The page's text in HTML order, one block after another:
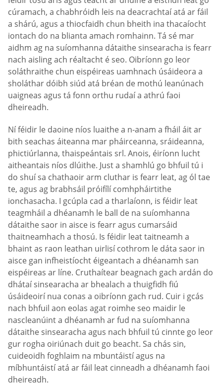
cúramach, a chabhróidh leis na deacrachtaí atá ar fáil
a shárú, agus a thiocfaidh chun bheith ina thacaíocht
iontach do na blianta amach romhainn. Tá sé mar
aidhm ag na suíomhanna dátaithe sinsearacha is fearr
nach aisling ach réaltacht é seo. Oibríonn go leor
soláthraithe chun eispéireas uamhnach úsáideora a
sholáthar dóibh siúd atá bréan de mothú leanúnach
uaigneas agus tá fonn orthu rudaí a athrú faoi
dheireadh.
Ní féidir le daoine níos luaithe a n-anam a fháil áit ar
bith seachas áiteanna mar pháirceanna, sráideanna,
phictiúrlanna, thaispeántais srl. Anois, éiríonn lucht
aitheantais níos dlúithe. Just a shamhlú go bhfuil tú i
do shuí sa chathaoir arm cluthar is fearr leat, ag ól tae
te, agus ag brabhsáil próifílí comhpháirtithe
ionchasacha. I gcúpla cad a tharlaíonn, is féidir leat
teagmháil a dhéanamh le ball de na suíomhanna
dátaithe saor in aisce is fearr agus cumarsáid
thaitneamhach a thosú. Is féidir leat taitneamh a
bhaint as raon leathan uirlisí cothrom le dáta saor in
aisce gan infheistíocht éigeantach a dhéanamh san
eispéireas ar líne. Cruthaítear beagnach gach ardán do
dhátaí sinsearacha ar bhealach a thuigfidh fiú
úsáideoirí nua conas a oibríonn gach rud. Cuir i gcás
nach bhfuil aon eolas agat roimhe seo maidir le
nascleanúint a dhéanamh ar fud na suíomhanna
dátaithe sinsearacha agus nach bhfuil tú cinnte go leor
gur rogha oiriúnach duit go beacht. Sa chás sin,
cuideoidh foghlaim na mbuntáistí agus na
míbhuntáistí atá ar fáil leat cinneadh a dhéanamh faoi
dheireadh.